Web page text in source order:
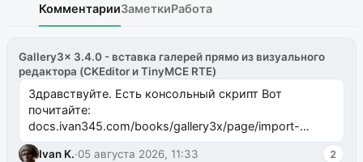
КомментарииЗаметкиРабота
Gallery3x 3.4.0 - вставка галерей прямо из визуального
редактора (CKEditor и TinyMCE RTE)
Здравствуйте. Есть консольный скрипт Вот
почитайте:
docs.ivan345.com/books/gallery3x/page/import-
ms2galleryphp
Ivan K.·05 августа 2026, 11:33 2